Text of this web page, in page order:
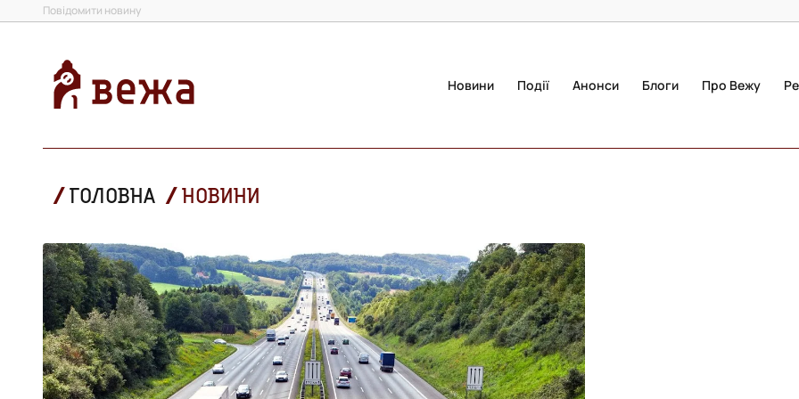
Повідомити новину
Новини Події Анонси Блоги Про Вежу
ГОЛОВНА НОВИНИ